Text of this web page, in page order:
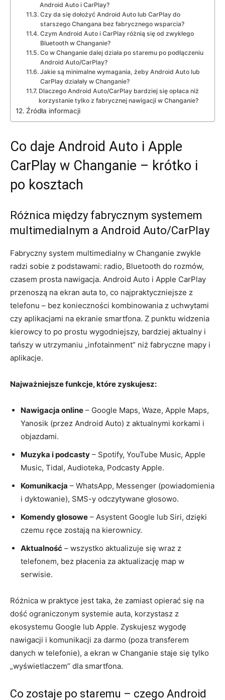
Android Auto i CarPlay?
Czy da się dołożyć Android Auto lub CarPlay do
starszego Changana bez fabrycznego wsparcia?
Czym Android Auto i CarPlay różnią się od zwykłego
Bluetooth w Changanie?
Co w Changanie dalej działa po staremu po podłączeniu
Android Auto/CarPlay?
Jakie są minimalne wymagania, żeby Android Auto lub
CarPlay działały w Changanie?
Dlaczego Android Auto/CarPlay bardziej się opłaca niż
korzystanie tylko z fabrycznej nawigacji w Changanie?
Źródła informacji
Co daje Android Auto i Apple
CarPlay w Changanie – krótko i
po kosztach
Różnica między fabrycznym systemem
multimedialnym a Android Auto/CarPlay
Fabryczny system multimedialny w Changanie zwykle
radzi sobie z podstawami: radio, Bluetooth do rozmów,
czasem prosta nawigacja. Android Auto i Apple CarPlay
przenoszą na ekran auta to, co najpraktyczniejsze z
telefonu – bez konieczności kombinowania z uchwytami
czy aplikacjami na ekranie smartfona. Z punktu widzenia
kierowcy to po prostu wygodniejszy, bardziej aktualny i
tańszy w utrzymaniu „infotainment” niż fabryczne mapy i
aplikacje.
Najważniejsze funkcje, które zyskujesz:
Nawigacja online – Google Maps, Waze, Apple Maps,
Yanosik (przez Android Auto) z aktualnymi korkami i
objazdami.
Muzyka i podcasty – Spotify, YouTube Music, Apple
Music, Tidal, Audioteka, Podcasty Apple.
Komunikacja – WhatsApp, Messenger (powiadomienia
i dyktowanie), SMS-y odczytywane głosowo.
Komendy głosowe – Asystent Google lub Siri, dzięki
czemu ręce zostają na kierownicy.
Aktualność – wszystko aktualizuje się wraz z
telefonem, bez płacenia za aktualizację map w
serwisie.
Różnica w praktyce jest taka, że zamiast opierać się na
dość ograniczonym systemie auta, korzystasz z
ekosystemu Google lub Apple. Zyskujesz wygodę
nawigacji i komunikacji za darmo (poza transferem
danych w telefonie), a ekran w Changanie staje się tylko
„wyświetlaczem” dla smartfona.
Co zostaje po staremu – czego Android